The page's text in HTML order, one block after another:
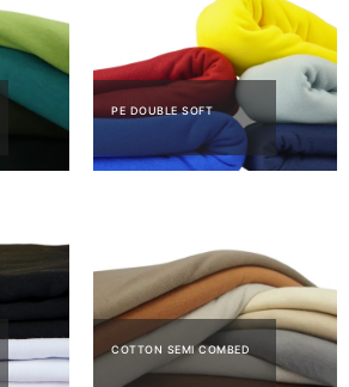
PE DOUBLE SOFT
COTTON SEMI COMBED